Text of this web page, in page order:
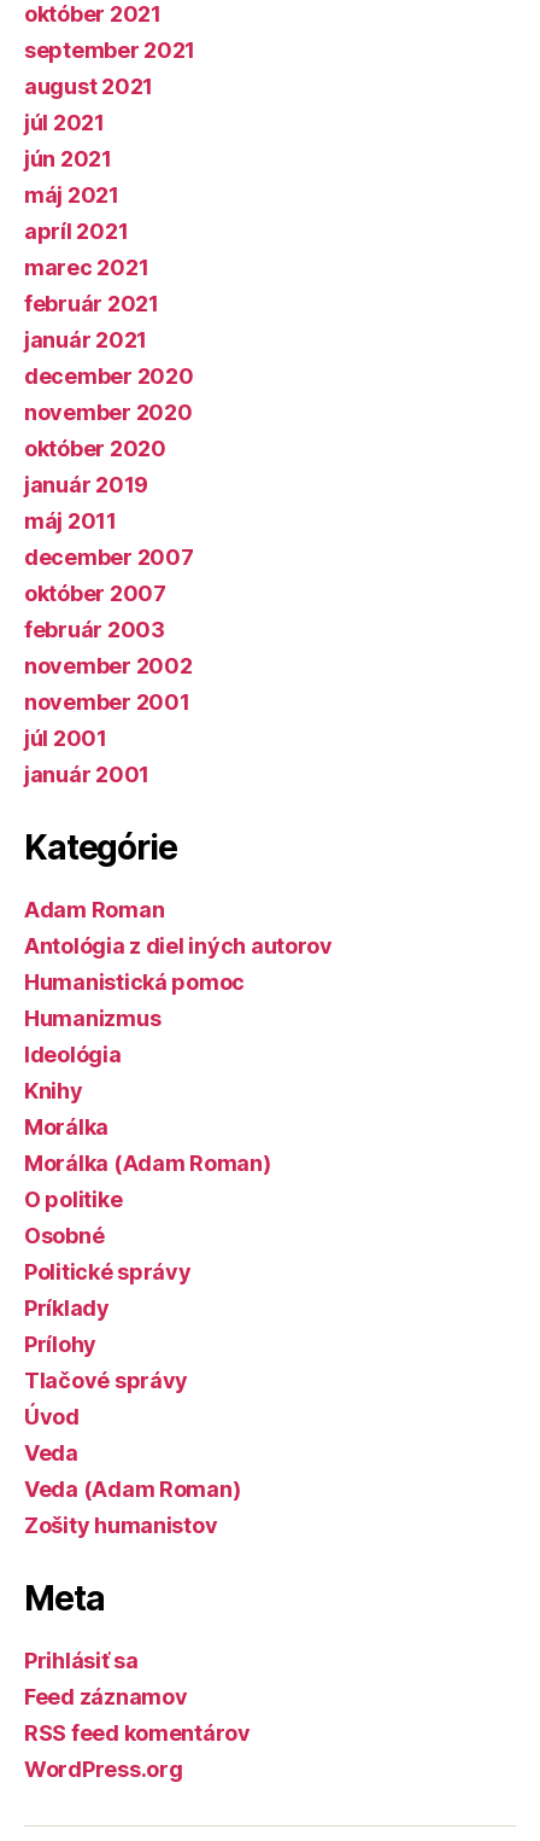
október 2021
september 2021
august 2021
júl 2021
jún 2021
máj 2021
apríl 2021
marec 2021
február 2021
január 2021
december 2020
november 2020
október 2020
január 2019
máj 2011
december 2007
október 2007
február 2003
november 2002
november 2001
júl 2001
január 2001
Kategórie
Adam Roman
Antológia z diel iných autorov
Humanistická pomoc
Humanizmus
Ideológia
Knihy
Morálka
Morálka (Adam Roman)
O politike
Osobné
Politické správy
Príklady
Prílohy
Tlačové správy
Úvod
Veda
Veda (Adam Roman)
Zošity humanistov
Meta
Prihlásiť sa
Feed záznamov
RSS feed komentárov
WordPress.org